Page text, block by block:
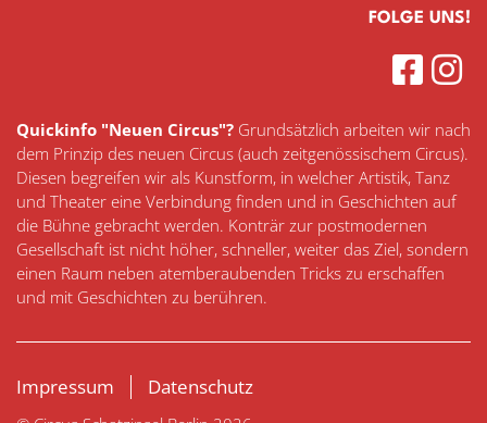
FOLGE UNS!
Quickinfo "Neuen Circus"? Grundsätzlich arbeiten wir nach
dem Prinzip des neuen Circus (auch zeitgenössischem Circus).
Diesen begreifen wir als Kunstform, in welcher Artistik, Tanz
und Theater eine Verbindung finden und in Geschichten auf
die Bühne gebracht werden. Konträr zur postmodernen
Gesellschaft ist nicht höher, schneller, weiter das Ziel, sondern
einen Raum neben atemberaubenden Tricks zu erschaffen
und mit Geschichten zu berühren.
NAVIGATION
ÜBERSPRINGEN
Impressum Datenschutz